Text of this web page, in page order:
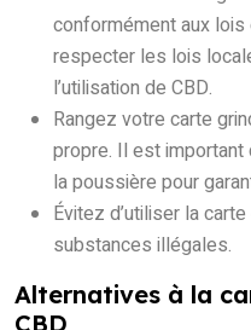
conformément aux
respecter les lois
l’utilisation de CBD.
Rangez votre carte
propre. Il est important
la poussière pour
Évitez d’utiliser la
substances illégales.
Alternatives à la
CBD